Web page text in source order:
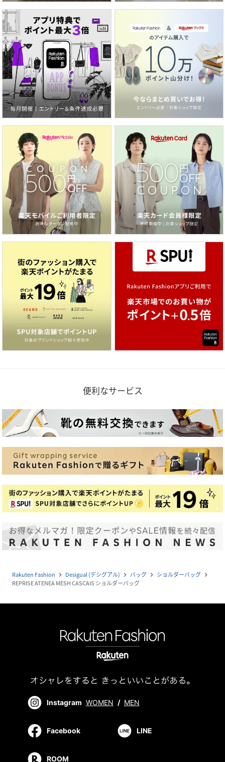
便利なサービス
Rakuten Fashion navigate_next Desigual (デシグアル) navigate_next バッグ navigate_next ショルダーバッグ navigate_next
REPRISE ATENEA MESH CASCAIS ショルダーバッグ
Instagram WOMEN / MEN
Facebook LINE
ROOM